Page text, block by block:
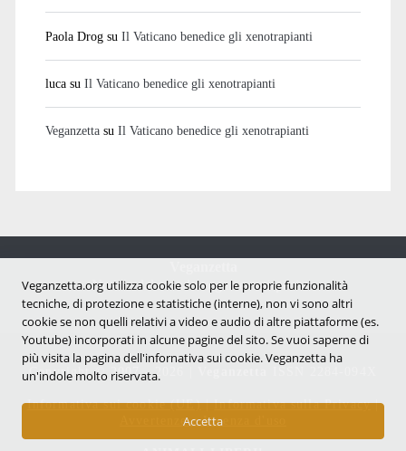
Paola Drogsu Il Vaticano benedice gli xenotrapianti
lucasu Il Vaticano benedice gli xenotrapianti
Veganzettasu Il Vaticano benedice gli xenotrapianti
Notizie dal mondo vegan e antispecista
Copyright © 2007 - 2026 |
Informativa sui cookie (UE)|Informativa sulla Privacy|
Avvertenze e Licenza d'uso
Veganzetta.org utilizza cookie solo per le proprie funzionalità
tecniche, di protezione e statistiche (interne), non vi sono altri
cookie se non quelli relativi a video e audio di altre piattaforme (es.
Youtube) incorporati in alcune pagine del sito. Se vuoi saperne di
più visita la pagina dell'infornativa sui cookie. Veganzetta ha
un'indole molto riservata.
Accetta